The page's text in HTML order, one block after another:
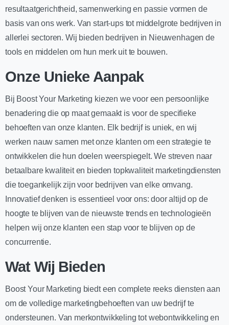
resultaatgerichtheid, samenwerking en passie vormen de
basis van ons werk. Van start-ups tot middelgrote bedrijven in
allerlei sectoren. Wij bieden bedrijven in Nieuwenhagen de
tools en middelen om hun merk uit te bouwen.
Onze Unieke Aanpak
Bij Boost Your Marketing kiezen we voor een persoonlijke
benadering die op maat gemaakt is voor de specifieke
behoeften van onze klanten. Elk bedrijf is uniek, en wij
werken nauw samen met onze klanten om een strategie te
ontwikkelen die hun doelen weerspiegelt. We streven naar
betaalbare kwaliteit en bieden topkwaliteit marketingdiensten
die toegankelijk zijn voor bedrijven van elke omvang.
Innovatief denken is essentieel voor ons: door altijd op de
hoogte te blijven van de nieuwste trends en technologieën
helpen wij onze klanten een stap voor te blijven op de
concurrentie.
Wat Wij Bieden
Boost Your Marketing biedt een complete reeks diensten aan
om de volledige marketingbehoeften van uw bedrijf te
ondersteunen. Van merkontwikkeling tot webontwikkeling en